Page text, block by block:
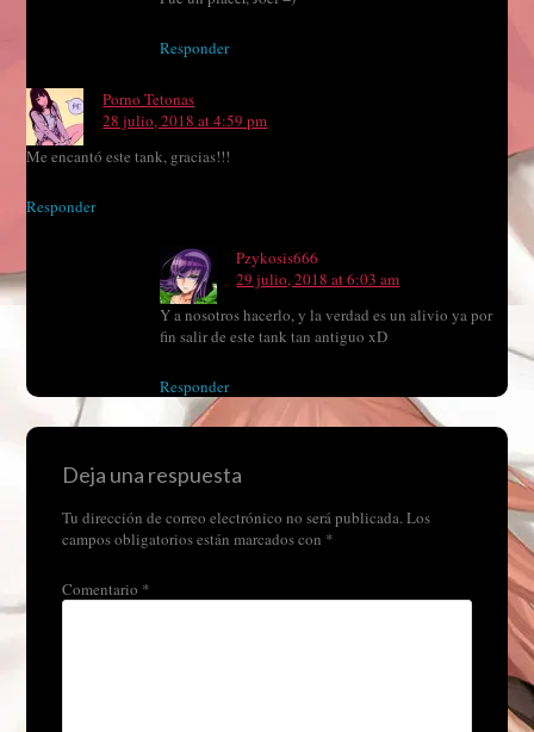
Responder
Porno Tetonas
28 julio, 2018 at 4:59 pm
Me encantó este tank, gracias!!!
Responder
Pzykosis666
29 julio, 2018 at 6:03 am
Y a nosotros hacerlo, y la verdad es un alivio ya por
fin salir de este tank tan antiguo xD
Responder
Deja una respuesta
Tu dirección de correo electrónico no será publicada.Los
campos obligatorios están marcados con *
Comentario *